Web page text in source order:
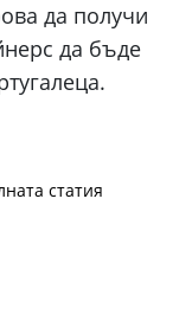
да получи
да бъде
статия